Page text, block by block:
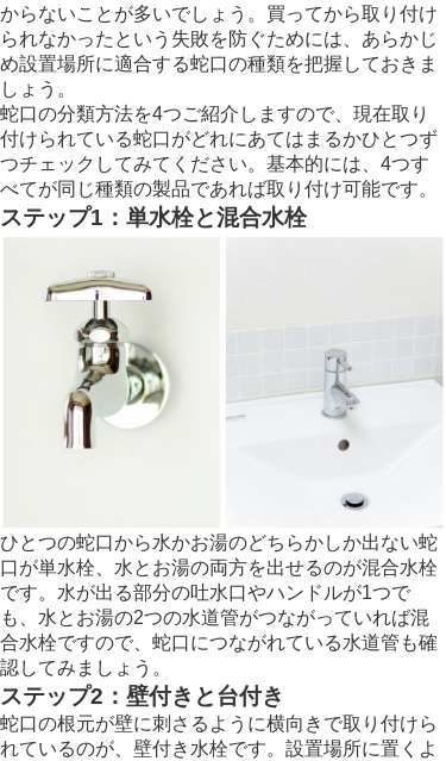
からないことが多いでしょう。買ってから取り付け
られなかったという失敗を防ぐためには、あらかじ
め設置場所に適合する蛇口の種類を把握しておきま
しょう。
蛇口の分類方法を4つご紹介しますので、現在取り
付けられている蛇口がどれにあてはまるかひとつず
つチェックしてみてください。基本的には、4つす
べてが同じ種類の製品であれば取り付け可能です。
ステップ1：単水栓と混合水栓
ひとつの蛇口から水かお湯のどちらかしか出ない蛇
口が単水栓、水とお湯の両方を出せるのが混合水栓
です。水が出る部分の吐水口やハンドルが1つで
も、水とお湯の2つの水道管がつながっていれば混
合水栓ですので、蛇口につながれている水道管も確
認してみましょう。
ステップ2：壁付きと台付き
蛇口の根元が壁に刺さるように横向きで取り付けら
れているのが、壁付き水栓です。設置場所に置くよ